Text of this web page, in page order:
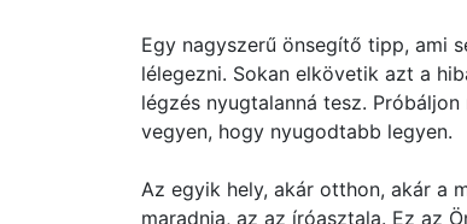
Egy nagyszerű önsegítő tipp, ami
lélegezni. Sokan elkövetik azt a
légzés nyugtalanná tesz.
vegyen, hogy nyugodtabb legyen.
Az egyik hely, akár otthon, akár a
maradnia, az az íróasztala. Ez az